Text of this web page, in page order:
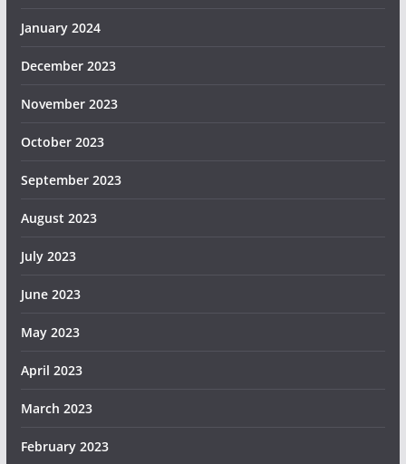
January 2024
December 2023
November 2023
October 2023
September 2023
August 2023
July 2023
June 2023
May 2023
April 2023
March 2023
February 2023